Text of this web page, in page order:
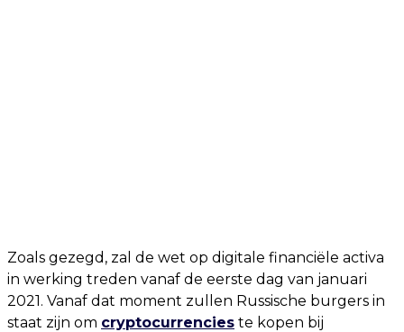
Zoals gezegd, zal de wet op digitale financiële activa
in werking treden vanaf de eerste dag van januari
2021. Vanaf dat moment zullen Russische burgers in
staat zijn om cryptocurrencies te kopen bij